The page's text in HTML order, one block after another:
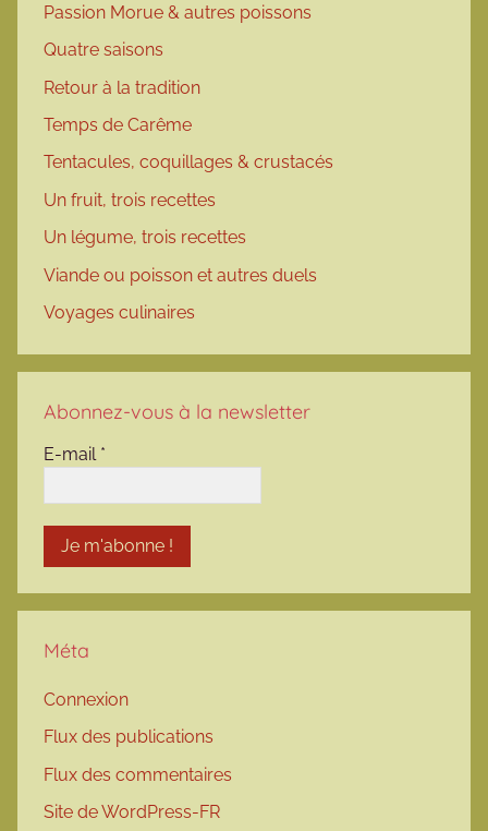
Passion Morue & autres poissons
Quatre saisons
Retour à la tradition
Temps de Carême
Tentacules, coquillages & crustacés
Un fruit, trois recettes
Un légume, trois recettes
Viande ou poisson et autres duels
Voyages culinaires
Abonnez-vous à la newsletter
E-mail *
Méta
Connexion
Flux des publications
Flux des commentaires
Site de WordPress-FR